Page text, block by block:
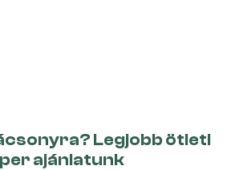
Legjobb ötlet!
ajánlatunk